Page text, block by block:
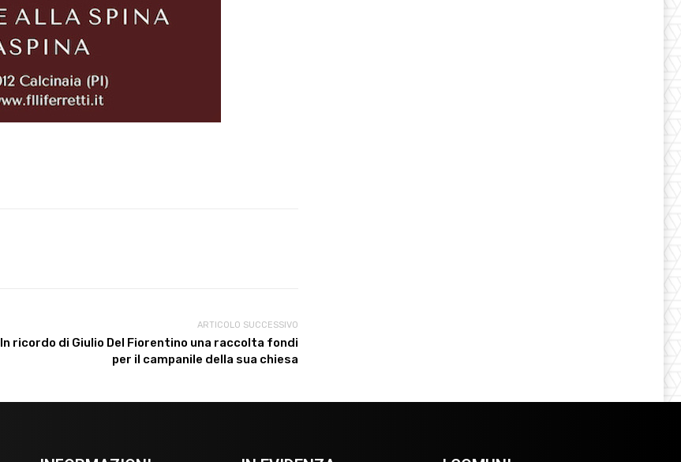
ARTICOLO SUCCESSIVO
In ricordo di Giulio Del Fiorentino una raccolta fondi
per il campanile della sua chiesa